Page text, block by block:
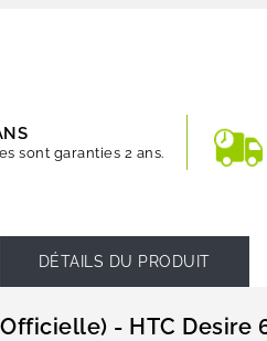
sont garanties 2 ans.
DÉTAILS DU PRODUIT
- HTC Desire